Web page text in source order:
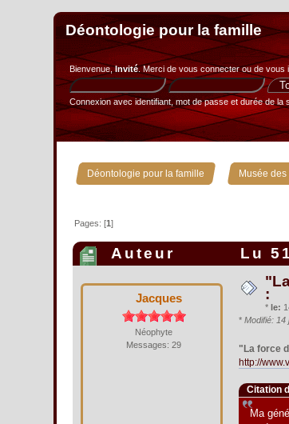
Déontologie pour la famille
Bienvenue,Invité. Merci devous connecterou devous
Connexion avec identifiant, mot de passe et durée de la
Déontologie pour la famille » Musée
Pages: [1]
Auteur Lu
Jacques
Néophyte
Messages: 29
:
* le:
*Modifié: 14
"La force
http://
Citation
Ma